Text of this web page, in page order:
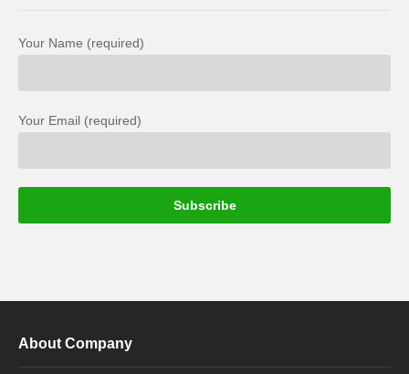
Your Name (required)
Your Email (required)
About Company